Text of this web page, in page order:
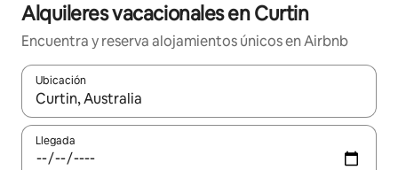
Alquileres vacacionales en Curtin
Encuentra y reserva alojamientos únicos en Airbnb
Ubicación
Cuando los resultados estén disponibles, navega con las
Llegada